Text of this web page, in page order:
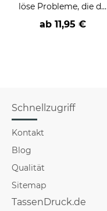
löse Probleme, die du
nicht verstehst -
verschiedene Berufe
ab 11,95 €
Schnellzugriff
Kontakt
Blog
Qualität
Sitemap
TassenDruck.de